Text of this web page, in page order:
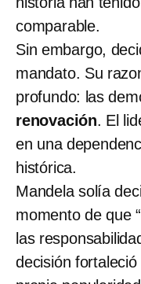
comparable.
Sin embargo,
mandato. Su
profundo: las
renovación. El
en una
histórica.
Mandela solía
momento de que
las
decisión